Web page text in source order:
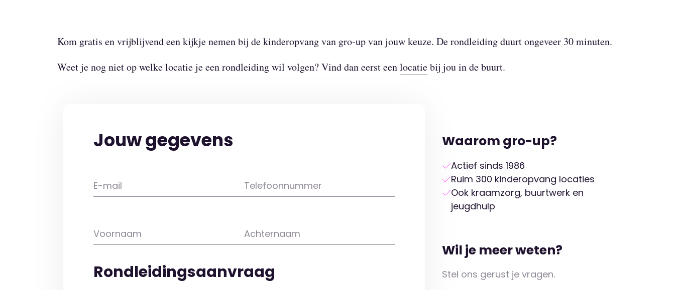
Kom gratis en vrijblijvend een kijkje nemen bij de kinderopvang van gro-up van jouw keuze. De rondleiding duurt ongeveer 30 minuten.
Weet je nog niet op welke locatie je een rondleiding wil volgen? Vind dan eerst eenlocatiebij jou in de buurt.
Jouw gegevens
E-mail Telefoonnummer
Voornaam Achternaam
Rondleidingsaanvraag
Waarom gro-up?
Actief sinds 1986
Ruim 300 kinderopvang locaties
Ook kraamzorg, buurtwerk en
jeugdhulp
Wil je meer weten?
Stel ons gerust je vragen.